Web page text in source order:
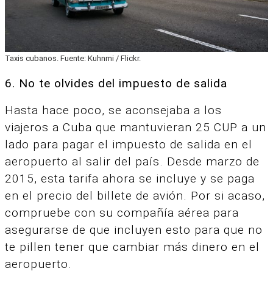
Taxis cubanos. Fuente: Kuhnmi / Flickr.
6. No te olvides del impuesto de salida
Hasta hace poco, se aconsejaba a los
viajeros a Cuba que mantuvieran 25 CUP a un
lado para pagar el impuesto de salida en el
aeropuerto al salir del país. Desde marzo de
2015, esta tarifa ahora se incluye y se paga
en el precio del billete de avión. Por si acaso,
compruebe con su compañía aérea para
asegurarse de que incluyen esto para que no
te pillen tener que cambiar más dinero en el
aeropuerto.